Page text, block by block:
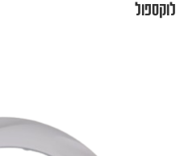
לוקספול